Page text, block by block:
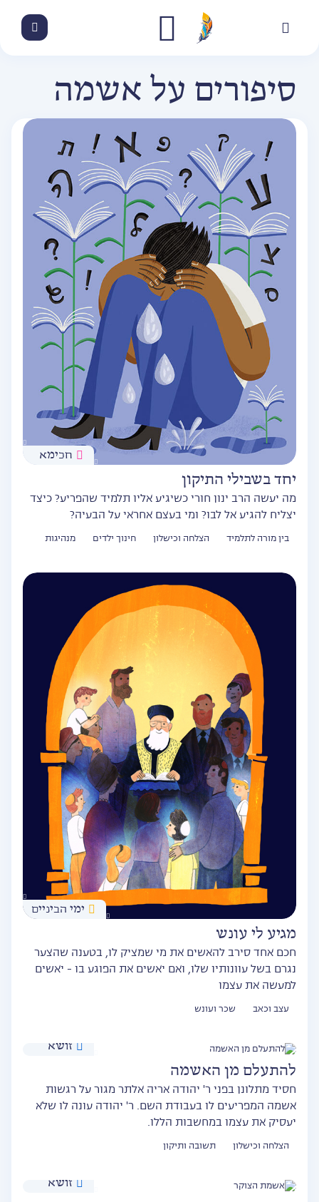
סיפורים על אשמה
חכימא
יחד בשבילי התיקון
מה יעשה הרב ינון חורי כשיגיע אליו תלמיד שהפריע? כיצד
יצליח להגיע אל לבו? ומי בעצם אחראי על הבעיה?
בין מורה לתלמיד הצלחה וכישלון חינוך ילדים מנהיגות
ימי הביניים
מגיע לי עונש
חכם אחד סירב להאשים את מי שמציק לו, בטענה שהצער
נגרם בשל עוונותיו שלו, ואם יאשים את הפוגע בו - יאשים
למעשה את עצמו
עצב וכאב שכר ועונש
זושא
להתעלם מן האשמה
חסיד מתלונן בפני ר' יהודה אריה אלתר מגור על רגשות
אשמה המפריעים לו בעבודת השם. ר' יהודה עונה לו שלא
יעסיק את עצמו במחשבות הללו.
הצלחה וכישלון תשובה ותיקון
זושא